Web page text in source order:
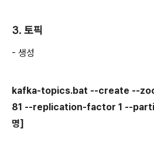
3. 토픽
- 생성
kafka-topics.bat --create --
81 --replication-factor 1 --
명]